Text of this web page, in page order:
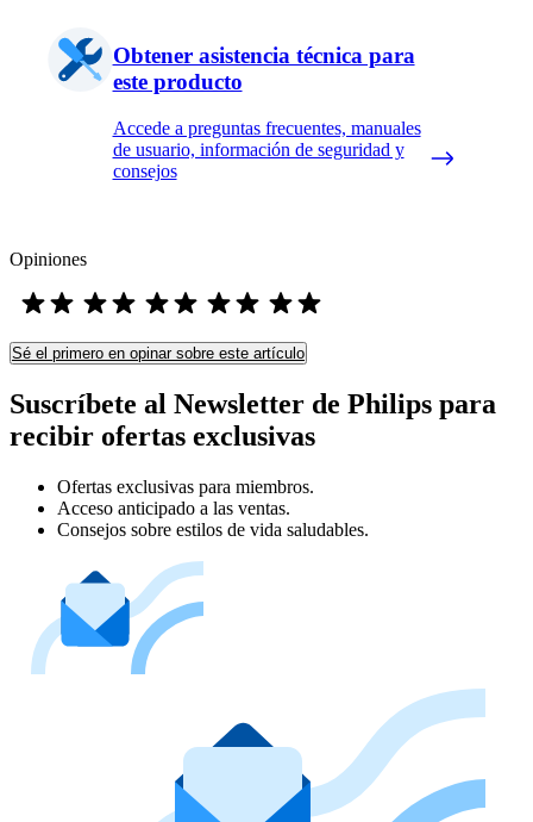
Obtener asistencia técnica para
este producto
Accede a preguntas frecuentes, manuales
de usuario, información de seguridad y
consejos
Opiniones
Sé el primero en opinar sobre este artículo
Suscríbete al Newsletter de Philips para
recibir ofertas exclusivas
Ofertas exclusivas para miembros.
Acceso anticipado a las ventas.
Consejos sobre estilos de vida saludables.